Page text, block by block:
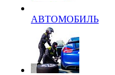
АВТОМОБИЛЬ